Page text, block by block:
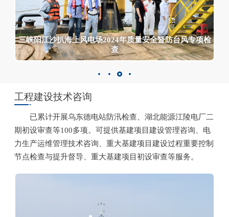
鄂尔多斯市准格尔旗纳日松光伏制氢产业示范项目2023年
安全生产监督检查
能源山东庆云独立储能示范项目2023年安全生产监
督检查
三峡阳江沙扒海上风电场2024年质量安全暨防台风专项检
查
长三角长江大保护项目2023年质量安全监督检
鄂尔多斯市准格尔旗纳日松光伏制氢产业示范项目2023年
安全生产监督检查
工程建设技术咨询
已累计开展乌东德电站防汛检查、湖北能源江陵电厂二
期初设审查等100多项。可提供基建项目建设管理咨询、电
力生产运维管理技术咨询、重大基建项目建设过程重要控制
节点检查与提升督导、重大基建项目初设审查等服务。